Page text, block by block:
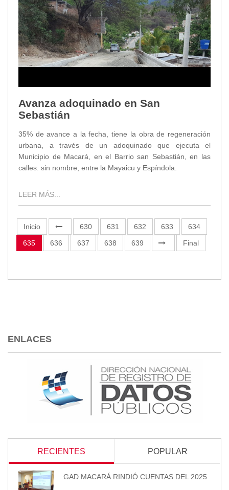
Avanza adoquinado en San
Sebastián
35% de avance a la fecha, tiene la obra de regeneración
urbana, a través de un adoquinado que ejecuta el
Municipio de Macará, en el Barrio san Sebastián, en las
calles: sin nombre, entre la Mayaicu y Espíndola.
LEER MÁS...
Inicio 630 631 632 633
634
635
636 637 638 639 Final
ENLACES
RECIENTES POPULAR
GAD MACARÁ RINDIÓ CUENTAS DEL 2025